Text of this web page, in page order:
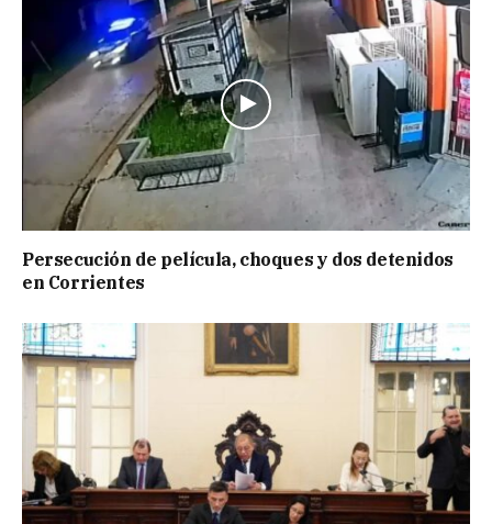
Persecución de película, choques y dos detenidos
en Corrientes